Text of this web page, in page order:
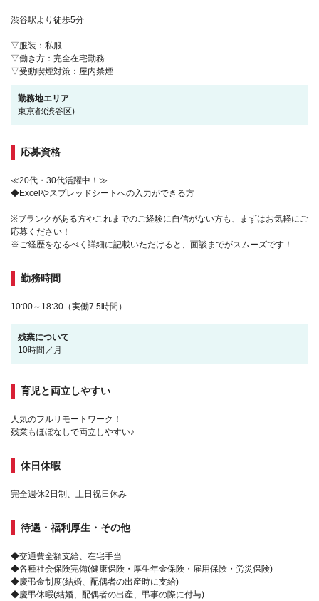
渋谷駅より徒歩5分
▽服装：私服
▽働き方：完全在宅勤務
▽受動喫煙対策：屋内禁煙
勤務地エリア
東京都(渋谷区)
応募資格
≪20代・30代活躍中！≫
◆Excelやスプレッドシートへの入力ができる方
※ブランクがある方やこれまでのご経験に自信がない方も、まずはお気軽にご
応募ください！
※ご経歴をなるべく詳細に記載いただけると、面談までがスムーズです！
勤務時間
10:00～18:30（実働7.5時間）
残業について
10時間／月
育児と両立しやすい
人気のフルリモートワーク！
残業もほぼなしで両立しやすい♪
休日休暇
完全週休2日制、土日祝日休み
待遇・福利厚生・その他
◆交通費全額支給、在宅手当
◆各種社会保険完備(健康保険・厚生年金保険・雇用保険・労災保険)
◆慶弔金制度(結婚、配偶者の出産時に支給)
◆慶弔休暇(結婚、配偶者の出産、弔事の際に付与)